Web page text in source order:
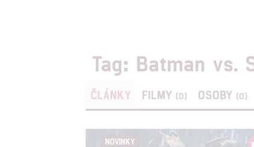
Tag: Batman vs.
ČLÁNKY FILMY (0) OSOBY (0)
NOVINKY